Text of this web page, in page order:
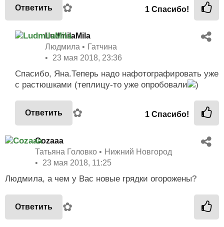
Ответить ✿ 1 Спасибо!
LudmilaMila
Людмила
Гатчина
23 мая 2018, 23:36
Спасибо, Яна.Теперь надо нафотографировать уже
с растюшками (теплицу-то уже опробовали
)
Ответить ✿ 1 Спасибо!
Cozaaa
Татьяна Головко
Нижний Новгород
23 мая 2018, 11:25
Людмила, а чем у Вас новые грядки огорожены?
Ответить ✿